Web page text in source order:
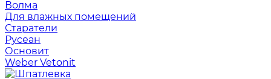
Волма
Для влажных помещений
Старатели
Русеан
Основит
Weber Vetonit